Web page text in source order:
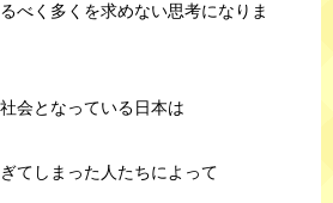
べく多くを求めない思考になりま
会となっている日本は
てしまった人たちによって